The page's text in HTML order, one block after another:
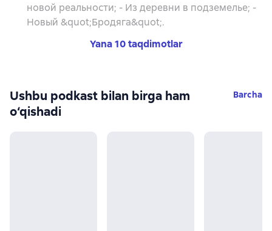
новой реальности; - Из деревни в подземелье; -
Новый &quot;Бродяга&quot;.
Yana 10 taqdimotlar
Ushbu podkast bilan birga ham
o‘qishadi
Barcha